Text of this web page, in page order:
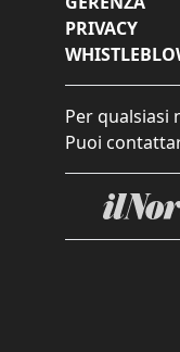
PRIVACY
Per qualsiasi
Puoi